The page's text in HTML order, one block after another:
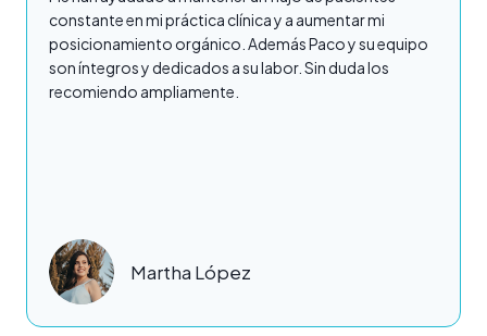
constante en mi práctica clínica y a aumentar mi
posicionamiento orgánico. Además Paco y su equipo
son íntegros y dedicados a su labor. Sin duda los
recomiendo ampliamente.
Martha López